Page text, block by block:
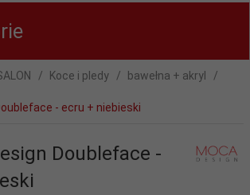
Koce i pledy bawełna + akryl
- ecru + niebieski
Doubleface -